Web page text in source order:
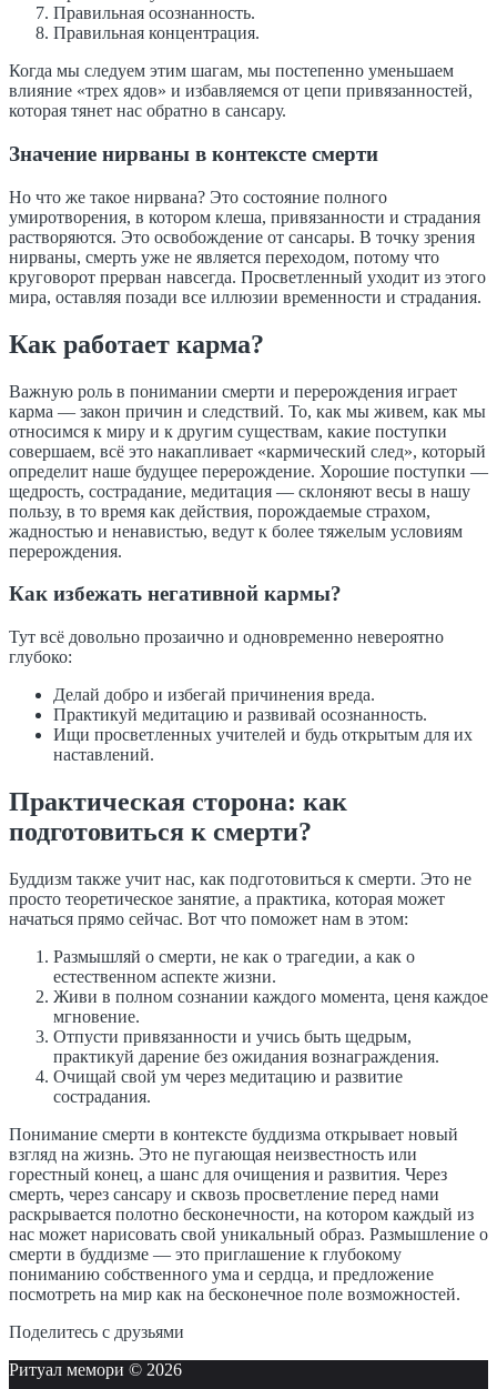
Правильная осознанность.
Правильная концентрация.
Когда мы следуем этим шагам, мы постепенно уменьшаем
влияние «трех ядов» и избавляемся от цепи привязанностей,
которая тянет нас обратно в сансару.
Значение нирваны в контексте смерти
Но что же такое нирвана? Это состояние полного
умиротворения, в котором клеша, привязанности и страдания
растворяются. Это освобождение от сансары. В точку зрения
нирваны, смерть уже не является переходом, потому что
круговорот прерван навсегда. Просветленный уходит из этого
мира, оставляя позади все иллюзии временности и страдания.
Как работает карма?
Важную роль в понимании смерти и перерождения играет
карма — закон причин и следствий. То, как мы живем, как мы
относимся к миру и к другим существам, какие поступки
совершаем, всё это накапливает «кармический след», который
определит наше будущее перерождение. Хорошие поступки —
щедрость, сострадание, медитация — склоняют весы в нашу
пользу, в то время как действия, порождаемые страхом,
жадностью и ненавистью, ведут к более тяжелым условиям
перерождения.
Как избежать негативной кармы?
Тут всё довольно прозаично и одновременно невероятно
глубоко:
Делай добро и избегай причинения вреда.
Практикуй медитацию и развивай осознанность.
Ищи просветленных учителей и будь открытым для их
наставлений.
Практическая сторона: как
подготовиться к смерти?
Буддизм также учит нас, как подготовиться к смерти. Это не
просто теоретическое занятие, а практика, которая может
начаться прямо сейчас. Вот что поможет нам в этом:
Размышляй о смерти, не как о трагедии, а как о
естественном аспекте жизни.
Живи в полном сознании каждого момента, ценя каждое
мгновение.
Отпусти привязанности и учись быть щедрым,
практикуй дарение без ожидания вознаграждения.
Очищай свой ум через медитацию и развитие
сострадания.
Понимание смерти в контексте буддизма открывает новый
взгляд на жизнь. Это не пугающая неизвестность или
горестный конец, а шанс для очищения и развития. Через
смерть, через сансару и сквозь просветление перед нами
раскрывается полотно бесконечности, на котором каждый из
нас может нарисовать свой уникальный образ. Размышление о
смерти в буддизме — это приглашение к глубокому
пониманию собственного ума и сердца, и предложение
посмотреть на мир как на бесконечное поле возможностей.
Поделитесь с друзьями
Ритуал мемори © 2026